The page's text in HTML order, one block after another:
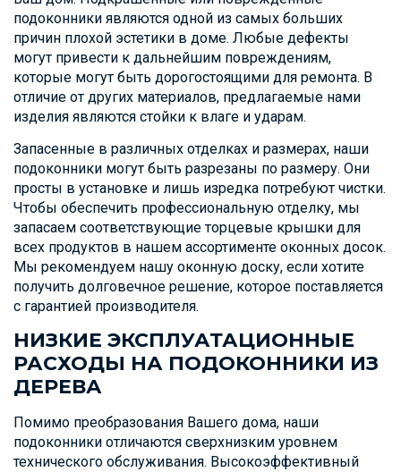
подоконники являются одной из самых больших
причин плохой эстетики в доме. Любые дефекты
могут привести к дальнейшим повреждениям,
которые могут быть дорогостоящими для ремонта. В
отличие от других материалов, предлагаемые нами
изделия являются стойки к влаге и ударам.
Запасенные в различных отделках и размерах, наши
подоконники могут быть разрезаны по размеру. Они
просты в установке и лишь изредка потребуют чистки.
Чтобы обеспечить профессиональную отделку, мы
запасаем соответствующие торцевые крышки для
всех продуктов в нашем ассортименте оконных досок.
Мы рекомендуем нашу оконную доску, если хотите
получить долговечное решение, которое поставляется
с гарантией производителя.
НИЗКИЕ ЭКСПЛУАТАЦИОННЫЕ
РАСХОДЫ НА ПОДОКОННИКИ ИЗ
ДЕРЕВА
Помимо преобразования Вашего дома, наши
подоконники отличаются сверхнизким уровнем
технического обслуживания. Высокоэффективный